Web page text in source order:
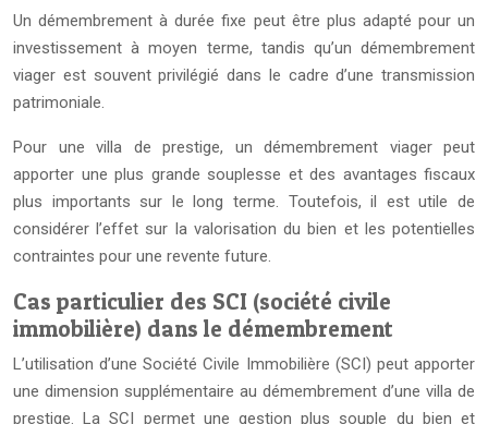
Un démembrement à durée fixe peut être plus adapté pour un
investissement à moyen terme, tandis qu’un démembrement
viager est souvent privilégié dans le cadre d’une transmission
patrimoniale.
Pour une villa de prestige, un démembrement viager peut
apporter une plus grande souplesse et des avantages fiscaux
plus importants sur le long terme. Toutefois, il est utile de
considérer l’effet sur la valorisation du bien et les potentielles
contraintes pour une revente future.
Cas particulier des SCI (société civile
immobilière) dans le démembrement
L’utilisation d’une Société Civile Immobilière (SCI) peut apporter
une dimension supplémentaire au démembrement d’une villa de
prestige. La SCI permet une gestion plus souple du bien et